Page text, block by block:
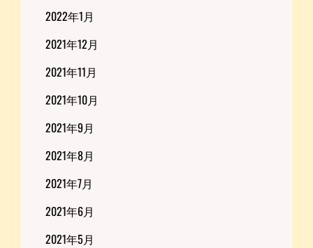
2022年1月
2021年12月
2021年11月
2021年10月
2021年9月
2021年8月
2021年7月
2021年6月
2021年5月